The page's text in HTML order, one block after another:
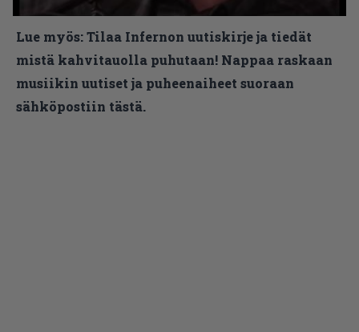
Lue myös:Tilaa Infernon uutiskirje ja tiedät
mistä kahvitauolla puhutaan! Nappaa raskaan
musiikin uutiset ja puheenaiheet suoraan
sähköpostiin tästä.